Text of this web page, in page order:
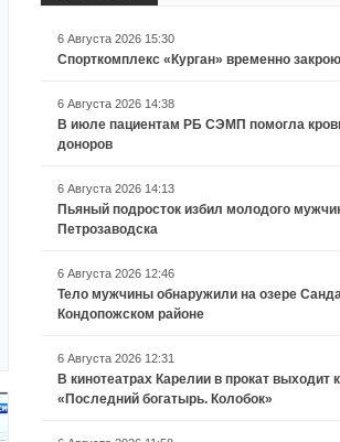
6 Августа 2026 15:30
Спорткомплекс «Курган» временно
6 Августа 2026 14:38
В июле пациентам РБ СЭМП помогла
доноров
6 Августа 2026 14:13
Пьяный подросток избил молодого
Петрозаводска
6 Августа 2026 12:46
Тело мужчины обнаружили на озере
Кондопожском районе
6 Августа 2026 12:31
В кинотеатрах Карелии в прокат выходит
«Последний богатырь. Колобок»